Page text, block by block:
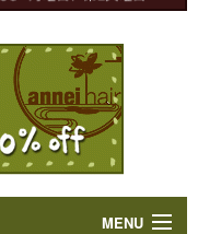
MENU